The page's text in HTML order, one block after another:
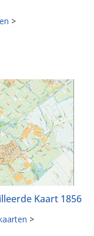
>
Kaart 1856
>